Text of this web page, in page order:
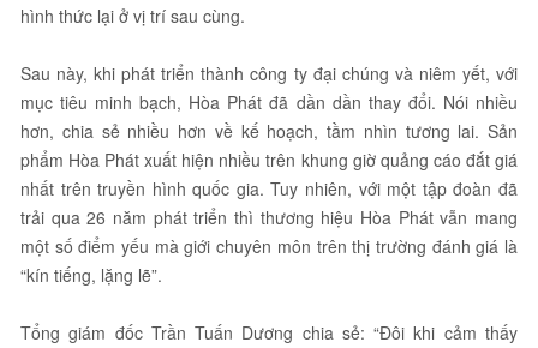
hình thức lại ở vị trí sau cùng.
Sau này, khi phát triển thành công ty đại chúng và niêm yết, với
mục tiêu minh bạch, Hòa Phát đã dần dần thay đổi. Nói nhiều
hơn, chia sẻ nhiều hơn về kế hoạch, tầm nhìn tương lai. Sản
phẩm Hòa Phát xuất hiện nhiều trên khung giờ quảng cáo đắt giá
nhất trên truyền hình quốc gia. Tuy nhiên, với một tập đoàn đã
trải qua 26 năm phát triển thì thương hiệu Hòa Phát vẫn mang
một số điểm yếu mà giới chuyên môn trên thị trường đánh giá là
“kín tiếng, lặng lẽ”.
Tổng giám đốc Trần Tuấn Dương chia sẻ: “Đôi khi cảm thấy